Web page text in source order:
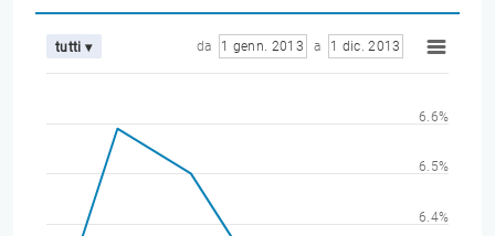
tutti ▾ da 1 genn. 2013 a 1 dic. 2013
6.4%
6.5%
6.6%